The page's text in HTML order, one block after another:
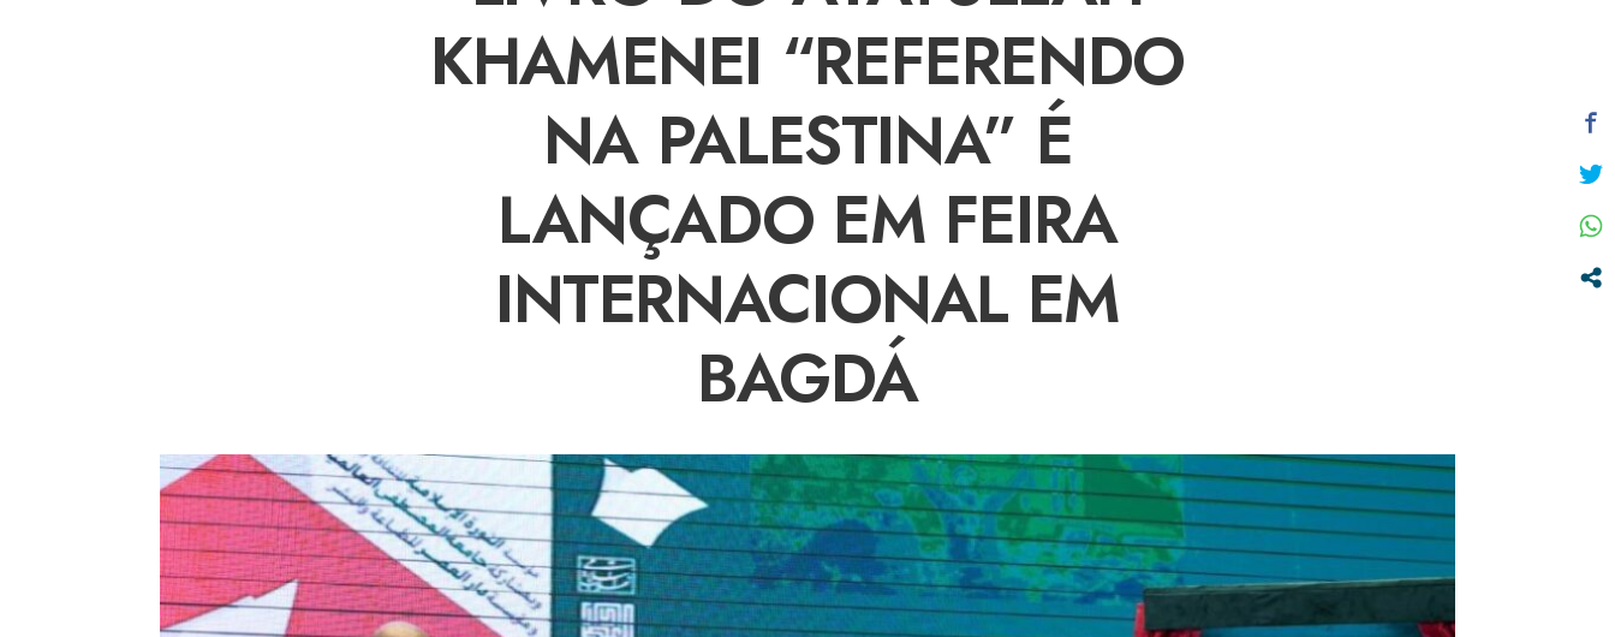
KHAMENEI “REFERENDO
NA PALESTINA” É
LANÇADO EM FEIRA
INTERNACIONAL EM
BAGDÁ